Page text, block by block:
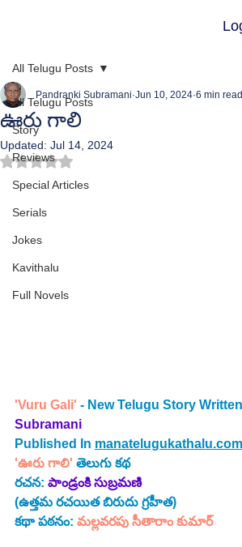
All Telugu Posts
Story
Reviews
Special Articles
Serials
Jokes
Kavithalu
Full Novels
All Telugu Posts
ఊరు గాలి
Pandranki Subramani Jun 10, 2024 6 min read
Updated: Jul 14, 2024
Rated NaN out of 5 stars.
'Vuru Gali' - New Telugu Story
Subramani
Published In manatelugukathalu.com
'ఊరు గాలి' తెలుగు కథ
రచన: పాండ్రంకి సుబ్రమణి
(ఉత్తమ రచయిత బిరుదు గ్రహీత)
కథా పఠనం: మల్లవరపు సీతారాం కుమార్